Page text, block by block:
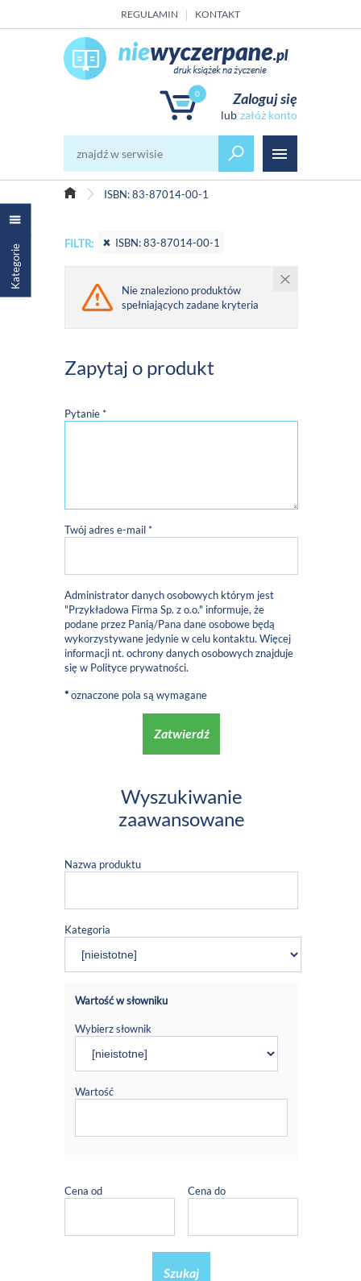
REGULAMIN KONTAKT
0 Zaloguj się
załóż konto
ISBN: 83-87014-00-1
Kategorie FILTR: ISBN: 83-87014-00-1
Nie znaleziono produktów
spełniających zadane kryteria
Zapytaj o produkt
Pytanie *
Twój adres e-mail *
Administrator danych osobowych którym jest
"Przykładowa Firma Sp. z o.o." informuje, że
podane przez Panią/Pana dane osobowe będą
wykorzystywane jedynie w celu kontaktu. Więcej
informacji nt. ochrony danych osobowych znajduje
się w Polityce prywatności.
*oznaczone pola są wymagane
Zatwierdź
Wyszukiwanie
zaawansowane
Nazwa produktu
Kategoria
Wartość w słowniku
Wybierz słownik
Wartość
Cena od Cena do
Szukaj